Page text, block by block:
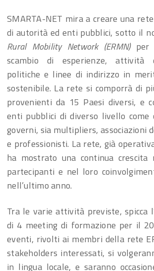
SMARTA-NET mira a creare una
di autorità ed enti pubblici, sotto il
Rural Mobility Network (ERMN) per
scambio di esperienze, attività
politiche e linee di indirizzo in
sostenibile. La rete si comporrà di
provenienti da 15 Paesi diversi, e
enti pubblici di diverso livello come
governi, sia multipliers, associazioni
e professionisti. La rete, già
ha mostrato una continua crescita
partecipanti e nel loro
nell’ultimo anno.
Tra le varie attività previste, spicca
di 4 meeting di formazione per il
eventi, rivolti ai membri della rete
stakeholders interessati, si
in lingua locale, e saranno